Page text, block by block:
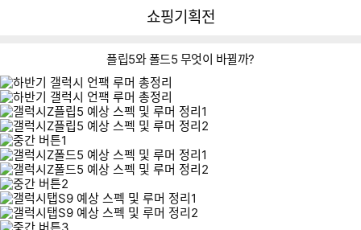
다나와
쇼핑기획전
플립5와 폴드5 무엇이 바뀔까?